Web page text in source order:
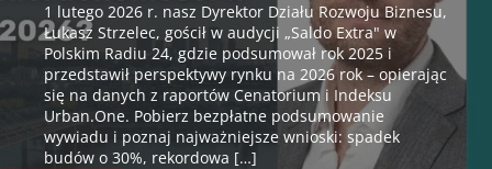
1 lutego 2026 r. nasz Dyrektor Działu Rozwoju Biznesu,
Łukasz Strzelec, gościł w audycji „Saldo Extra" w
Polskim Radiu 24, gdzie podsumował rok 2025 i
przedstawił perspektywy rynku na 2026 rok – opierając
się na danych z raportów Cenatorium i Indeksu
Urban.One. Pobierz bezpłatne podsumowanie
wywiadu i poznaj najważniejsze wnioski: spadek
budów o 30%, rekordowa […]